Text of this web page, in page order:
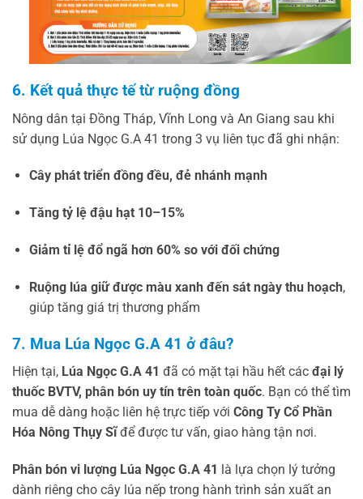
6. Kết quả thực tế từ ruộng đồng
Nông dân tại Đồng Tháp, Vĩnh Long và An Giang sau khi
sử dụng Lúa Ngọc G.A 41 trong 3 vụ liên tục đã ghi nhận:
Cây phát triển đồng đều, đẻ nhánh mạnh
Tăng tỷ lệ đậu hạt 10–15%
Giảm tỉ lệ đổ ngã hơn 60% so với đối chứng
Ruộng lúa giữ được màu xanh đến sát ngày thu hoạch,
giúp tăng giá trị thương phẩm
7. Mua Lúa Ngọc G.A 41 ở đâu?
Hiện tại, Lúa Ngọc G.A 41 đã có mặt tại hầu hết các đại lý
thuốc BVTV, phân bón uy tín trên toàn quốc. Bạn có thể tìm
mua dễ dàng hoặc liên hệ trực tiếp với Công Ty Cổ Phần
Hóa Nông Thụy Sĩđể được tư vấn, giao hàng tận nơi.
Phân bón vi lượng Lúa Ngọc G.A 41 là lựa chọn lý tưởng
dành riêng cho cây lúa nếp trong hành trình sản xuất an